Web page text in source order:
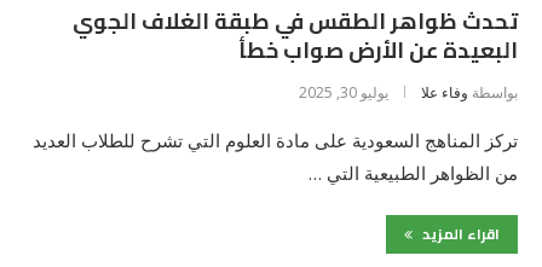
تحدث ظواهر الطقس في طبقة الغلاف الجوي
البعيدة عن الأرض صواب خطأ
بواسطة وفاء علا يوليو 30, 2025
تركز المناهج السعودية على مادة العلوم التي تشرح للطلاب العديد
من الظواهر الطبيعية التي …
اقراء المزيد